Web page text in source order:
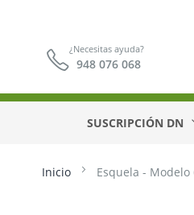
¿Necesitas ayuda?
948 076 068
SUSCRIPCIÓN DN
Inicio Esquela -